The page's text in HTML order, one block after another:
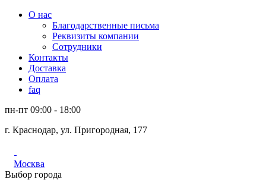
О нас
Благодарственные письма
Реквизиты компании
Сотрудники
Контакты
Доставка
Оплата
faq
пн-пт 09:00 - 18:00
г. Краснодар, ул. Пригородная, 177
Москва
Выбор города